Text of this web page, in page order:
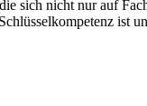
sich nicht nur auf
ist